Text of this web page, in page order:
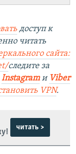
доступ к
читать
сайта:
следите за
Instagram и Viber
VPN.
читать >